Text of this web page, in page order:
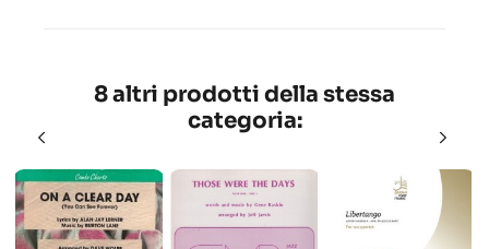
8 altri prodotti della stessa
categoria: